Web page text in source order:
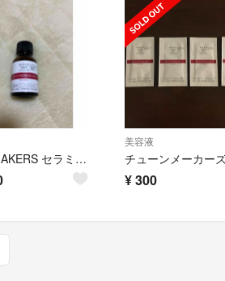
TUNEMAKERS セラミド200 チューンメーカーズ
美容液
¥300